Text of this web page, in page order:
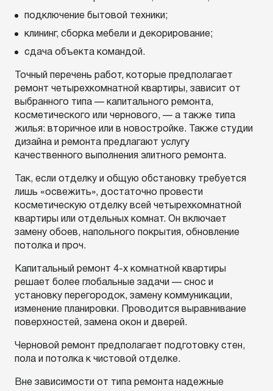
подключение бытовой техники;
клининг, сборка мебели и декорирование;
сдача объекта командой.
Точный перечень работ, которые предполагает
ремонт четырехкомнатной квартиры, зависит от
выбранного типа — капитального ремонта,
косметического или чернового, — а также типа
жилья: вторичное или в новостройке. Также студии
дизайна и ремонта предлагают услугу
качественного выполнения элитного ремонта.
Так, если отделку и общую обстановку требуется
лишь «освежить», достаточно провести
косметическую отделку всей четырехкомнатной
квартиры или отдельных комнат. Он включает
замену обоев, напольного покрытия, обновление
потолка и проч.
Капитальный ремонт 4-х комнатной квартиры
решает более глобальные задачи — снос и
установку перегородок, замену коммуникации,
изменение планировки. Проводится выравнивание
поверхностей, замена окон и дверей.
Черновой ремонт предполагает подготовку стен,
пола и потолка к чистовой отделке.
Вне зависимости от типа ремонта надежные